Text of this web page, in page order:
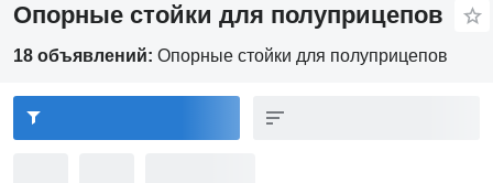
Опорные стойки для полуприцепов
18 объявлений: Опорные стойки для полуприцепов